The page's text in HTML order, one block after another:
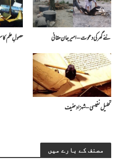
نئے گھر کی دعوت – امیرجان حقانی حصولِ علم
تحلیل نفیسی – شہزاد حنیف
مصنف کے بارے میں